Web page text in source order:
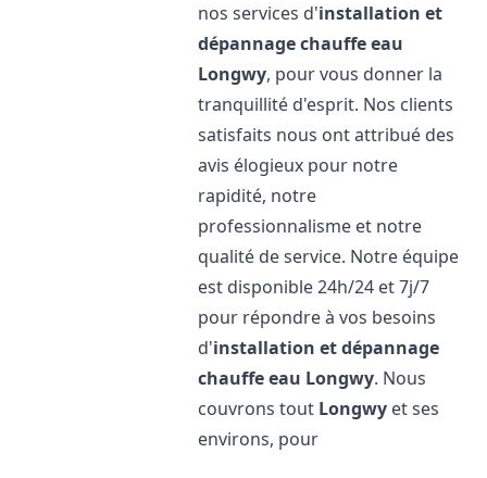
nos services d'installation et
dépannage chauffe eau
Longwy, pour vous donner la
tranquillité d'esprit. Nos clients
satisfaits nous ont attribué des
avis élogieux pour notre
rapidité, notre
professionnalisme et notre
qualité de service. Notre équipe
est disponible 24h/24 et 7j/7
pour répondre à vos besoins
d'installation et dépannage
chauffe eau Longwy. Nous
couvrons tout Longwy et ses
environs, pour